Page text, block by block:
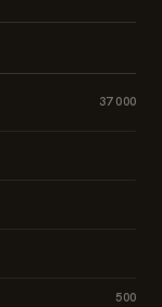
37 000
500